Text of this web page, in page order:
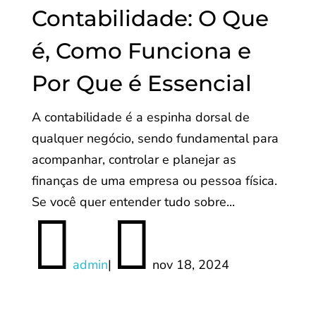
Contabilidade: O Que
é, Como Funciona e
Por Que é Essencial
A contabilidade é a espinha dorsal de
qualquer negócio, sendo fundamental para
acompanhar, controlar e planejar as
finanças de uma empresa ou pessoa física.
Se você quer entender tudo sobre...
 admin|  nov 18, 2024